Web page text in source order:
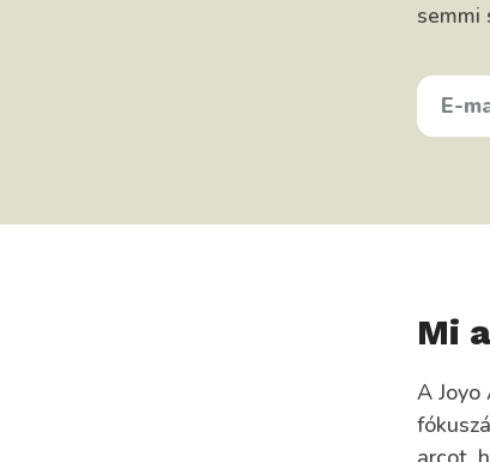
semmi
E-
MAIL
CÍMED
Mi
A Joyo